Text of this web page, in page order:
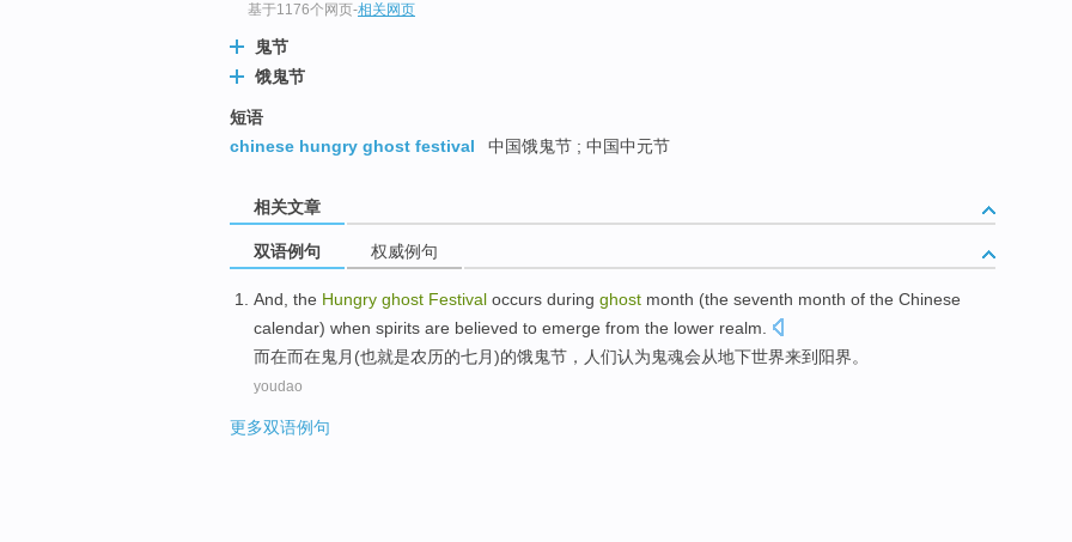
基于1176个网页-相关网页
鬼节
饿鬼节
短语
chinese hungry ghost festival
中国饿鬼节 ; 中国中元节
相关文章
双语例句 权威例句
And , the Hungry ghost Festival occurs during ghost month (the seventh month of the Chinese
calendar) when spirits are believed to emerge from the lower realm
而在而在鬼月 (也就是农历的七月)的饿鬼节 ， 人们认为鬼魂会从地下世界来到阳界。
youdao
更多双语例句